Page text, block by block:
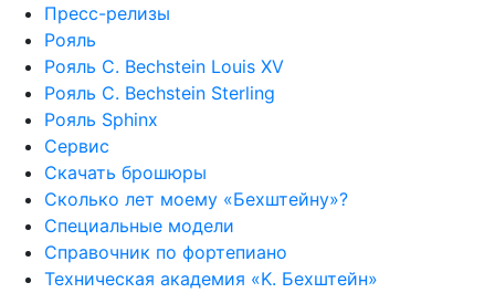
Пресс-релизы
Рояль
Рояль C. Bechstein Louis XV
Рояль C. Bechstein Sterling
Рояль Sphinx
Сервис
Скачать брошюры
Сколько лет моему «Бехштейну»?
Специальные модели
Справочник по фортепиано
Техническая академия «K. Бехштейн»